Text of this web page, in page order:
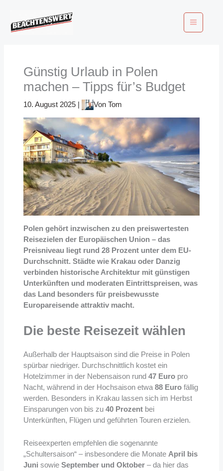
springen
Günstig Urlaub in Polen
machen – Tipps für’s Budget
10. August 2025 | Von Tom
Polen gehört inzwischen zu den preiswertesten
Reisezielen der Europäischen Union – das
Preisniveau liegt rund 28 Prozent unter dem EU-
Durchschnitt. Städte wie Krakau oder Danzig
verbinden historische Architektur mit günstigen
Unterkünften und moderaten Eintrittspreisen, was
das Land besonders für preisbewusste
Europareisende attraktiv macht.
Die beste Reisezeit wählen
Außerhalb der Hauptsaison sind die Preise in Polen
spürbar niedriger. Durchschnittlich kostet ein
Hotelzimmer in der Nebensaison rund 47 Europro
Nacht, während in der Hochsaison etwa 88 Eurofällig
werden. Besonders in Krakau lassen sich im Herbst
Einsparungen von bis zu 40 Prozentbei
Unterkünften, Flügen und geführten Touren erzielen.
Reiseexperten empfehlen die sogenannte
„Schultersaison“ – insbesondere die Monate April bis
Juni sowie September und Oktober– da hier das